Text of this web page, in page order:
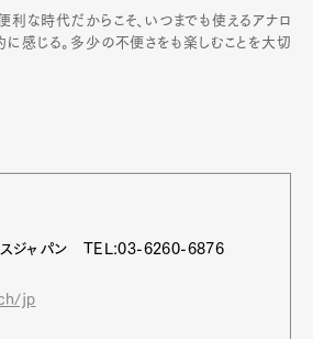
な時代だからこそ、いつまでも使えるアナロ
感じる。多少の不便さをも楽しむことを大切
スジャパン TEL:03-6260-6876
jp